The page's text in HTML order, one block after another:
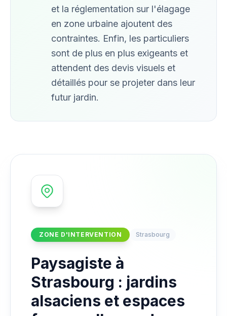
et la réglementation sur l'élagage
en zone urbaine ajoutent des
contraintes. Enfin, les particuliers
sont de plus en plus exigeants et
attendent des devis visuels et
détaillés pour se projeter dans leur
futur jardin.
ZONE D'INTERVENTION Strasbourg
Paysagiste à
Strasbourg : jardins
alsaciens et espaces